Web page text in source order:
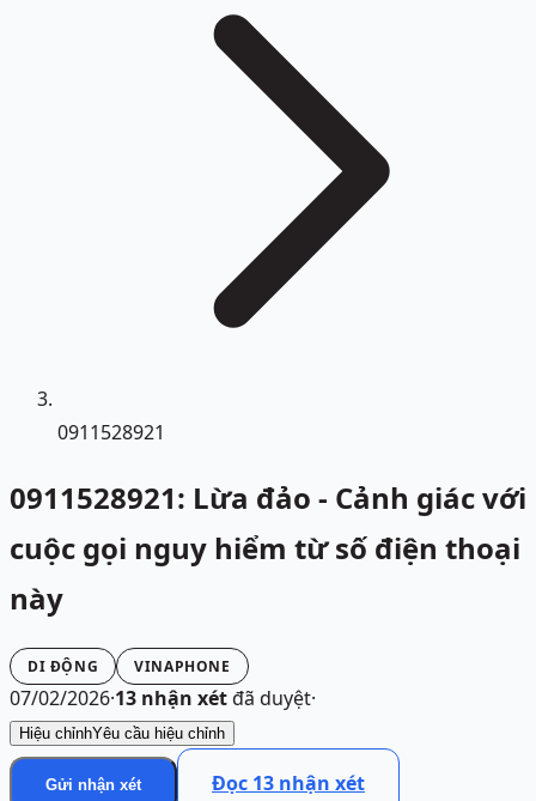
0911528921
0911528921: Lừa đảo - Cảnh giác với
cuộc gọi nguy hiểm từ số điện thoại
này
DI ĐỘNG VINAPHONE
07/02/2026·13 nhận xétđã duyệt·
Hiệu chỉnhYêu cầu hiệu chỉnh
Gửi nhận xét Đọc 13 nhận xét